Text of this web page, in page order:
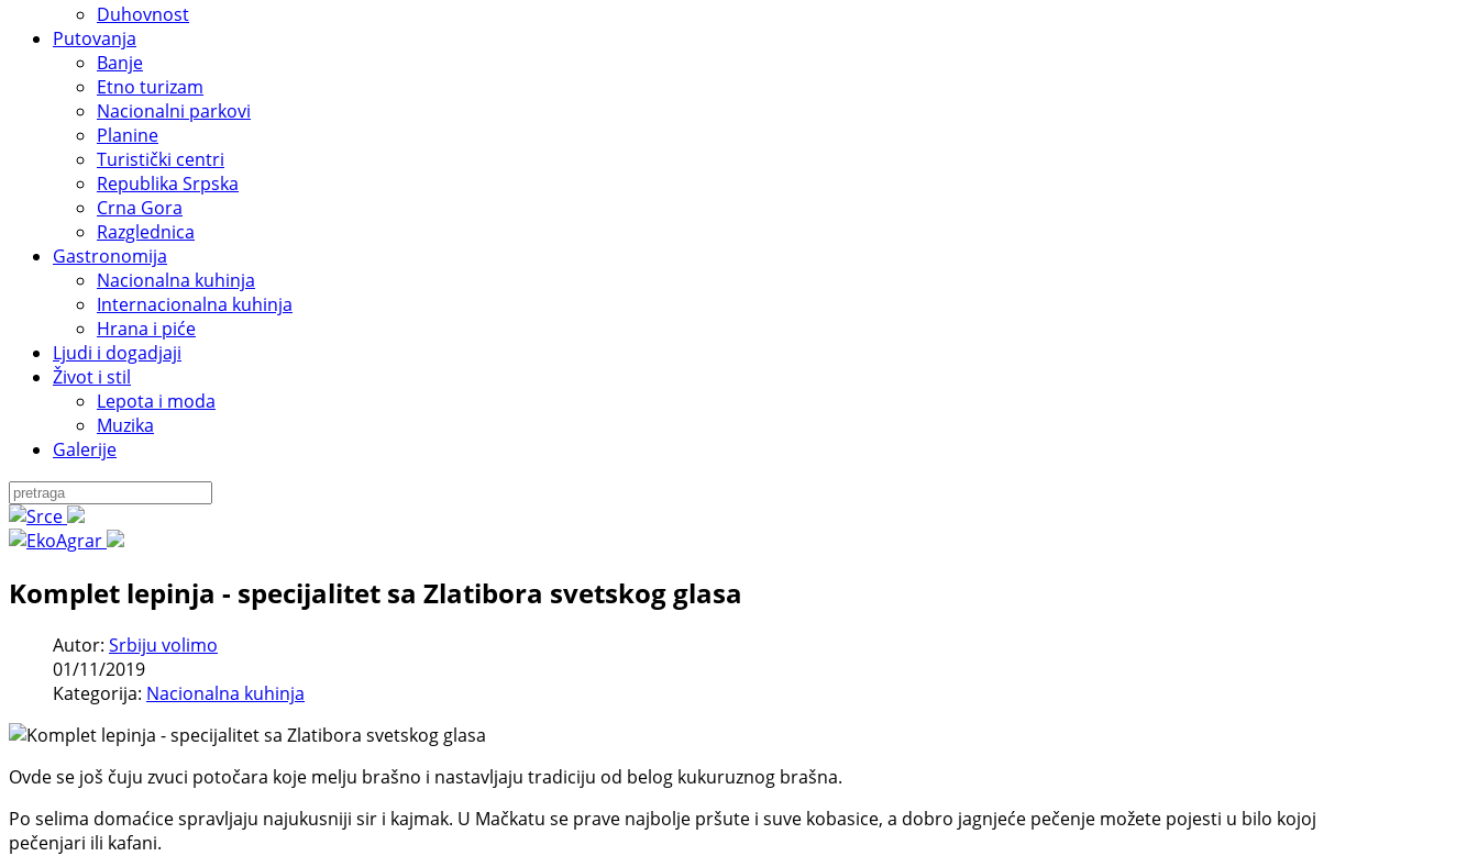
Duhovnost
Putovanja
Banje
Etno turizam
Nacionalni parkovi
Planine
Turistički centri
Republika Srpska
Crna Gora
Razglednica
Gastronomija
Nacionalna kuhinja
Internacionalna kuhinja
Hrana i piće
Ljudi i dogadjaji
Život i stil
Lepota i moda
Muzika
Galerije
Komplet lepinja - specijalitet sa Zlatibora svetskog glasa
Autor: Srbiju volimo
01/11/2019
Kategorija: Nacionalna kuhinja
Ovde se još čuju zvuci potočara koje melju brašno i nastavljaju tradiciju od belog kukuruznog brašna.
Po selima domaćice spravljaju najukusniji sir i kajmak. U Mačkatu se prave najbolje pršute i suve kobasice, a dobro jagnjeće pečenje možete pojesti u bilo kojoj
pečenjari ili kafani.